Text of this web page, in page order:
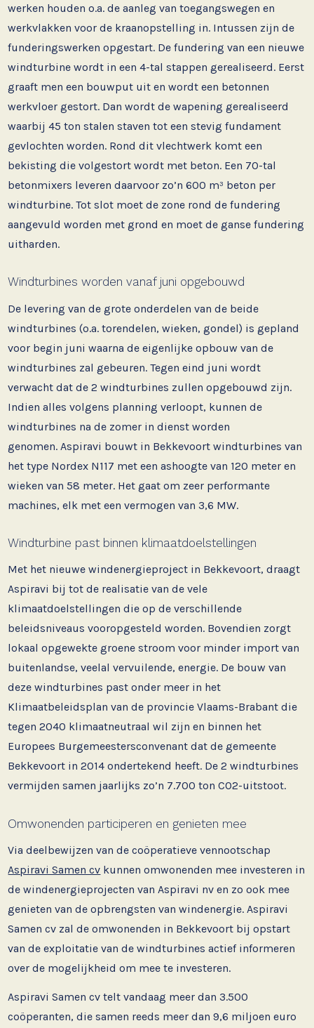
werken houden o.a. de aanleg van toegangswegen en
werkvlakken voor de kraanopstelling in. Intussen zijn de
funderingswerken opgestart. De fundering van een nieuwe
windturbine wordt in een 4-tal stappen gerealiseerd. Eerst
graaft men een bouwput uit en wordt een betonnen
werkvloer gestort. Dan wordt de wapening gerealiseerd
waarbij 45 ton stalen staven tot een stevig fundament
gevlochten worden. Rond dit vlechtwerk komt een
bekisting die volgestort wordt met beton. Een 70-tal
betonmixers leveren daarvoor zo’n 600 m³ beton per
windturbine. Tot slot moet de zone rond de fundering
aangevuld worden met grond en moet de ganse fundering
uitharden.
Windturbines worden vanaf juni opgebouwd
De levering van de grote onderdelen van de beide
windturbines (o.a. torendelen, wieken, gondel) is gepland
voor begin juni waarna de eigenlijke opbouw van de
windturbines zal gebeuren. Tegen eind juni wordt
verwacht dat de 2 windturbines zullen opgebouwd zijn.
Indien alles volgens planning verloopt, kunnen de
windturbines na de zomer in dienst worden
genomen. Aspiravi bouwt in Bekkevoort windturbines van
het type Nordex N117 met een ashoogte van 120 meter en
wieken van 58 meter. Het gaat om zeer performante
machines, elk met een vermogen van 3,6 MW.
Windturbine past binnen klimaatdoelstellingen
Met het nieuwe windenergieproject in Bekkevoort, draagt
Aspiravi bij tot de realisatie van de vele
klimaatdoelstellingen die op de verschillende
beleidsniveaus vooropgesteld worden. Bovendien zorgt
lokaal opgewekte groene stroom voor minder import van
buitenlandse, veelal vervuilende, energie. De bouw van
deze windturbines past onder meer in het
Klimaatbeleidsplan van de provincie Vlaams-Brabant die
tegen 2040 klimaatneutraal wil zijn en binnen het
Europees Burgemeestersconvenant dat de gemeente
Bekkevoort in 2014 ondertekend heeft. De 2 windturbines
vermijden samen jaarlijks zo’n 7.700 ton CO2-uitstoot.
Omwonenden participeren en genieten mee
Via deelbewijzen van de coöperatieve vennootschap
Aspiravi Samen cv kunnen omwonenden mee investeren in
de windenergieprojecten van Aspiravi nv en zo ook mee
genieten van de opbrengsten van windenergie. Aspiravi
Samen cv zal de omwonenden in Bekkevoort bij opstart
van de exploitatie van de windturbines actief informeren
over de mogelijkheid om mee te investeren.
Aspiravi Samen cv telt vandaag meer dan 3.500
coöperanten, die samen reeds meer dan 9,6 miljoen euro